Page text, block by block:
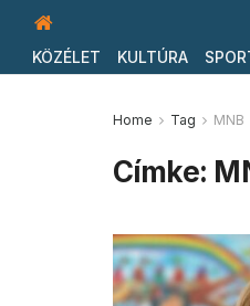
KÖZÉLET KULTÚRA
Home Tag MNB
Címke: